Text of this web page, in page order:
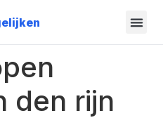
den rijn